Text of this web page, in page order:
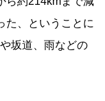
た、ということに
坂道、雨などの